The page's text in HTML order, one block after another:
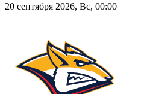
20 сентября 2026, Вс, 00:00